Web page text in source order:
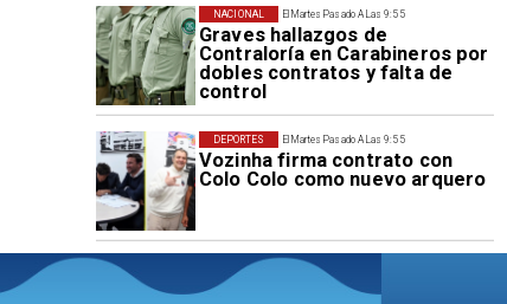
El Martes Pasado A Las 9:55
Graves hallazgos de
Contraloría en Carabineros por
dobles contratos y falta de
control
NACIONAL
El Martes Pasado A Las 9:55
Vozinha firma contrato con
Colo Colo como nuevo arquero
DEPORTES